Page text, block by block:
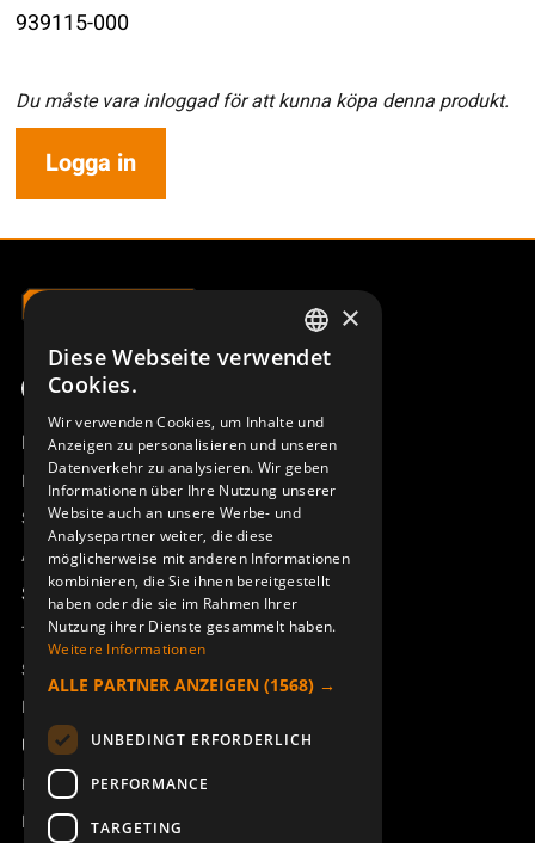
939115-000
Du måste vara inloggad för att kunna köpa denna produkt.
Logga in
Produktübersicht
Remotus
Sesam
Access_Ctrl
Support
Technischer Support
Service buchen
Handbücher und Videoanleitungen
Über Åkerströms
Kontakt
Neuigkeiten
SWEDISH
DEUTSCH
×
Diese Webseite verwendet
Cookies.
Wir verwenden Cookies, um Inhalte und
Anzeigen zu personalisieren und unseren
Datenverkehr zu analysieren. Wir geben
Informationen über Ihre Nutzung unserer
Website auch an unsere Werbe- und
Analysepartner weiter, die diese
möglicherweise mit anderen Informationen
kombinieren, die Sie ihnen bereitgestellt
haben oder die sie im Rahmen Ihrer
Nutzung ihrer Dienste gesammelt haben.
Weitere Informationen
ALLE PARTNER ANZEIGEN (1568) →
UNBEDINGT ERFORDERLICH
PERFORMANCE
TARGETING